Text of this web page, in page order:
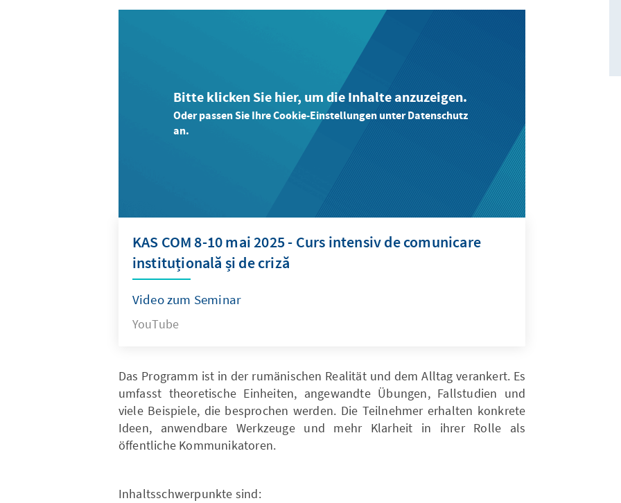
Bitte klicken Sie hier, um die Inhalte anzuzeigen.
Oder passen Sie Ihre Cookie-Einstellungen unter Datenschutz
an.
KAS COM 8-10 mai 2025 - Curs intensiv de comunicare
instituțională și de criză
Video zum Seminar
YouTube
Das Programm ist in der rumänischen Realität und dem Alltag verankert. Es
umfasst theoretische Einheiten, angewandte Übungen, Fallstudien und
viele Beispiele, die besprochen werden. Die Teilnehmer erhalten konkrete
Ideen, anwendbare Werkzeuge und mehr Klarheit in ihrer Rolle als
öffentliche Kommunikatoren.
Inhaltsschwerpunkte sind: